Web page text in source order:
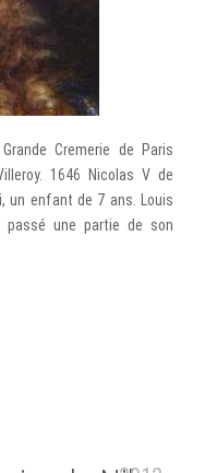
Cremerie de Paris
1646 Nicolas V de
un enfant de 7 ans. Louis
une partie de son